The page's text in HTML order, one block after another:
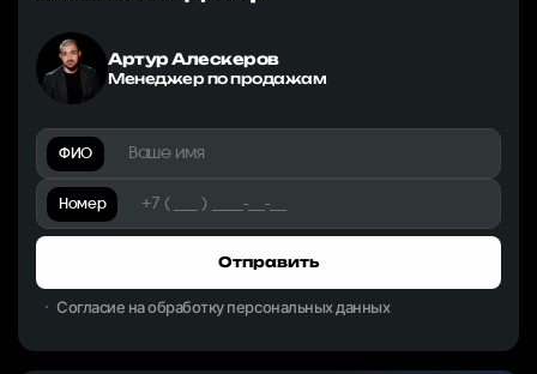
Артур Алескеров
Менеджер по продажам
ФИО
Номер
Отправить
Согласие на обработку персональных данных